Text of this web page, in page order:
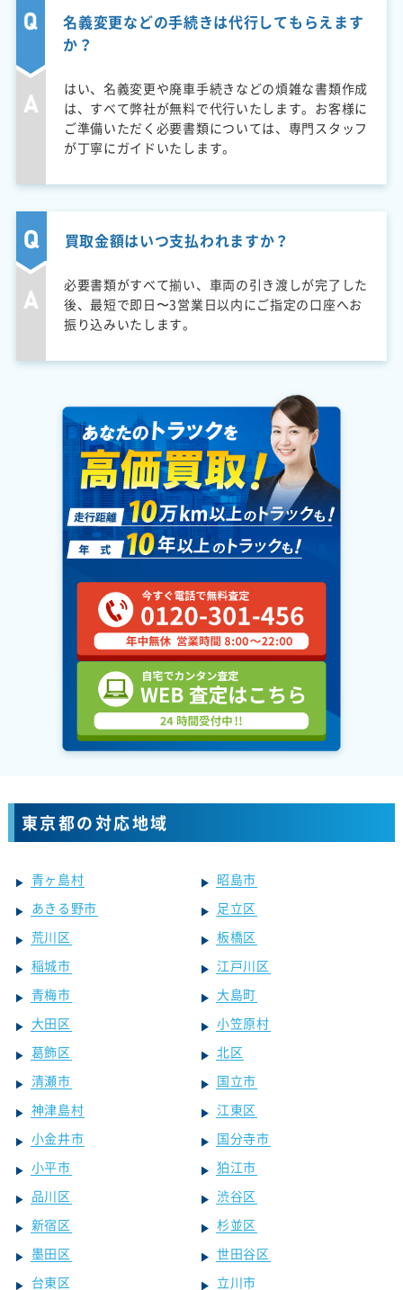
名義変更などの手続きは代行してもらえます
か？
はい、名義変更や廃車手続きなどの煩雑な書類作成
は、すべて弊社が無料で代行いたします。お客様に
ご準備いただく必要書類については、専門スタッフ
が丁寧にガイドいたします。
買取金額はいつ支払われますか？
必要書類がすべて揃い、車両の引き渡しが完了した
後、最短で即日〜3営業日以内にご指定の口座へお
振り込みいたします。
東京都の対応地域
青ヶ島村
昭島市
あきる野市
足立区
荒川区
板橋区
稲城市
江戸川区
青梅市
大島町
大田区
小笠原村
葛飾区
北区
清瀬市
国立市
神津島村
江東区
小金井市
国分寺市
小平市
狛江市
品川区
渋谷区
新宿区
杉並区
墨田区
世田谷区
台東区
立川市